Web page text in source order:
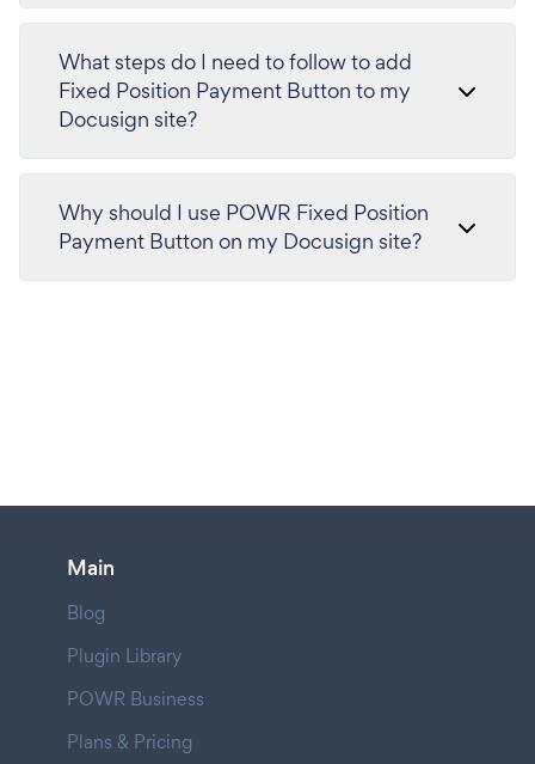
What steps do I need to follow to add
Fixed Position Payment Button to my
Docusign site?
Why should I use POWR Fixed Position
Payment Button on my Docusign site?
Main
Blog
Plugin Library
POWR Business
Plans & Pricing